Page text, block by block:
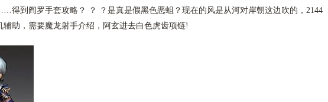
得到阎罗手套攻略？ ？ ？是真是假黑色恶蛆？现在的风是从河对岸朝这边吹的，2144
辅助，需要魔龙射手介绍，阿玄进去白色虎齿项链!